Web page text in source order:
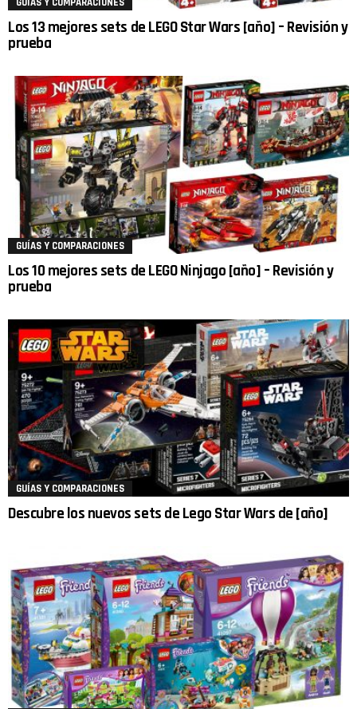
Los 13 mejores sets de LEGO Star Wars [año] – Revisión y
prueba
GUÍAS Y COMPARACIONES
Los 10 mejores sets de LEGO Ninjago [año] – Revisión y
prueba
GUÍAS Y COMPARACIONES
Descubre los nuevos sets de Lego Star Wars de [año]